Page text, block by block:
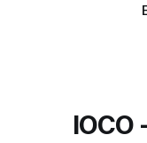
IOCO